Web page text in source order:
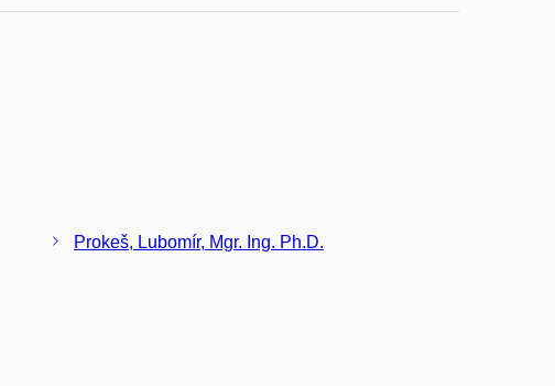
Prokeš, Lubomír, Mgr. Ing. Ph.D.